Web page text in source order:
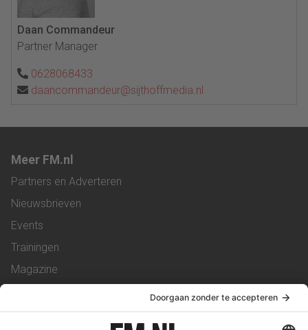
Daan Commandeur
Partner Manager
0628068433
daancommandeur@sijthoffmedia.nl
Meer FM.nl
Partners en Adverteren
Nieuwsbrieven
Events
Trainingen
Magazine
Service & Contact